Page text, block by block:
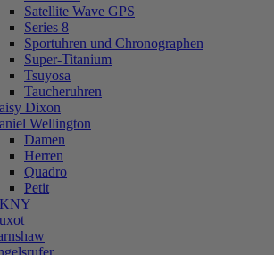
Satellite Wave GPS
Series 8
Sportuhren und Chronographen
Super-Titanium
Tsuyosa
Taucheruhren
Dixon
Wellington
Damen
Herren
Quadro
Petit